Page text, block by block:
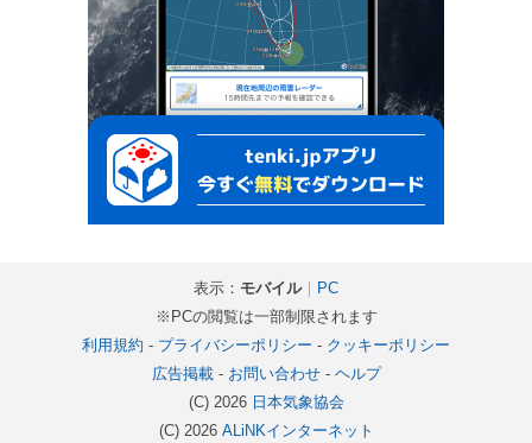
表示： モバイル｜
PC
※PCの閲覧は一部制限されます
利用規約 - プライバシーポリシー - クッキーポリシー
広告掲載- お問い合わせ- ヘルプ
(C) 2026 日本気象協会
(C) 2026 ALiNKインターネット